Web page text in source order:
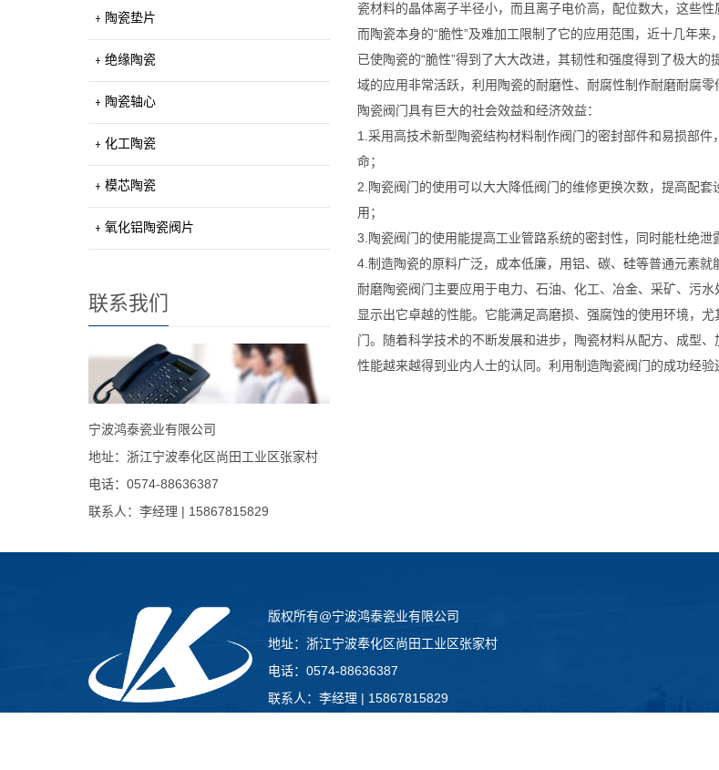
瓷材料的晶体离子半径小，而且离子电价高，配位数大，这些
而陶瓷本身的“脆性”及难加工限制了它的应用范围，近十几年
已使陶瓷的“脆性”得到了大大改进，其韧性和强度得到了极大
域的应用非常活跃，利用陶瓷的耐磨性、耐腐性制作耐磨耐腐
陶瓷阀门具有巨大的社会效益和经济效益：
1.采用高技术新型陶瓷结构材料制作阀门的密封部件和易损部
命；
2.陶瓷阀门的使用可以大大降低阀门的维修更换次数，提高配
用；
3.陶瓷阀门的使用能提高工业管路系统的密封性，同时能杜绝泄
4.制造陶瓷的原料广泛，成本低廉，用铝、碳、硅等普通元素
耐磨陶瓷阀门主要应用于电力、石油、化工、冶金、采矿、污
显示出它卓越的性能。它能满足高磨损、强腐蚀的使用环境，
门。随着科学技术的不断发展和进步，陶瓷材料从配方、成型
性能越来越得到业内人士的认同。利用制造陶瓷阀门的成功经验
陶瓷垫片
绝缘陶瓷
陶瓷轴心
化工陶瓷
模芯陶瓷
氧化铝陶瓷阀片
联系我们
宁波鸿泰瓷业有限公司
地址：浙江宁波奉化区尚田工业区张家村
电话：0574-88636387
联系人：李经理 | 15867815829
版权所有@宁波鸿泰瓷业有限公司
地址：浙江宁波奉化区尚田工业区张家村
电话：0574-88636387
联系人：李经理 | 15867815829